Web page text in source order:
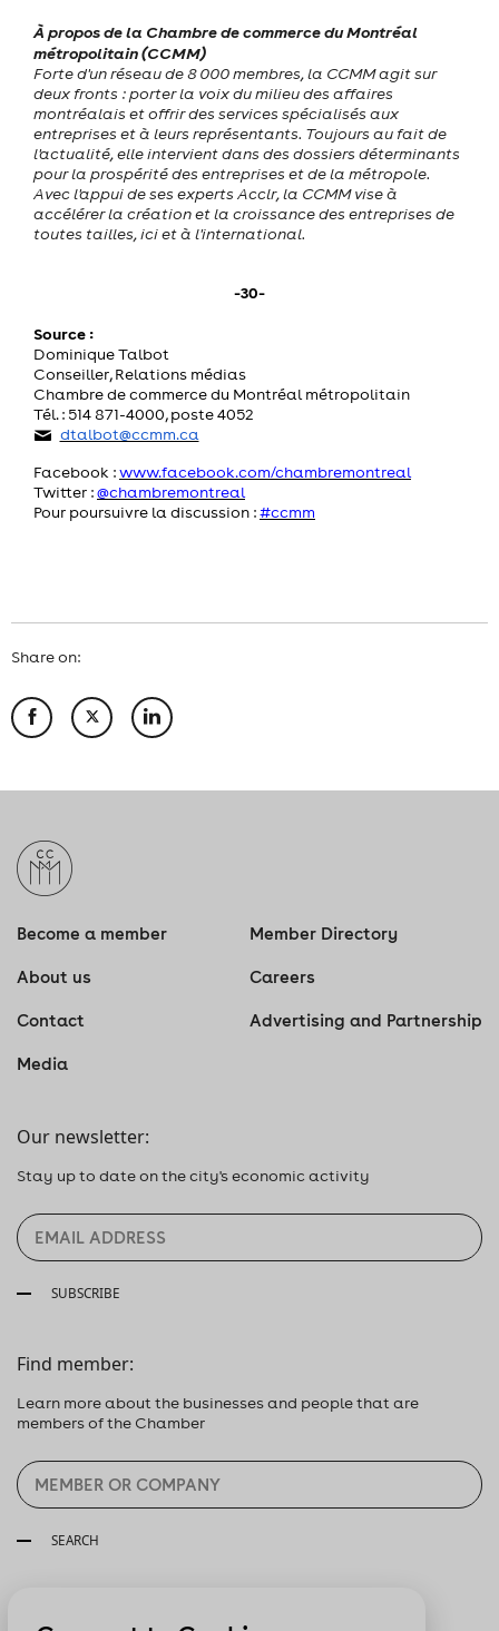
À propos de la Chambre de commerce du Montréal
métropolitain (CCMM)
Forte d'un réseau de 8 000 membres, la CCMM agit sur
deux fronts : porter la voix du milieu des affaires
montréalais et offrir des services spécialisés aux
entreprises et à leurs représentants. Toujours au fait de
l'actualité, elle intervient dans des dossiers déterminants
pour la prospérité des entreprises et de la métropole.
Avec l'appui de ses experts Acclr, la CCMM vise à
accélérer la création et la croissance des entreprises de
toutes tailles, ici et à l'international.
-30-
Source :
Dominique Talbot
Conseiller, Relations médias
Chambre de commerce du Montréal métropolitain
Tél. : 514 871-4000, poste 4052
dtalbot@ccmm.ca
Facebook :www.facebook.com/chambremontreal
Twitter :@chambremontreal
Pour poursuivre la discussion :#ccmm
Share on:
Become a member Member Directory
About us Careers
Contact Advertising and Partnership
Media
Our newsletter:
Stay up to date on the city's economic activity
SUBSCRIBE
Find member:
Learn more about the businesses and people that are
members of the Chamber
SEARCH